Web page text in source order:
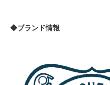
◆ブランド情報